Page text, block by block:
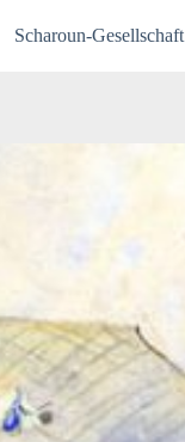
Scharoun-Gesellschaft